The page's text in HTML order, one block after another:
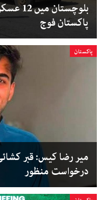
پاکستان فوج
پاکستان
میر رضا کیس: قبر
درخواست منظور